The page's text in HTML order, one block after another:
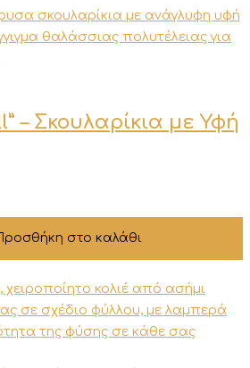
– Σκουλαρίκια με Υφή
στο καλάθι